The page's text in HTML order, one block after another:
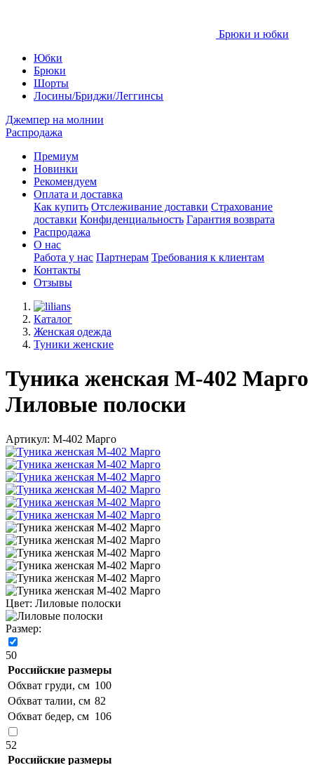
Брюки и юбки
Юбки
Брюки
Шорты
Лосины/Бриджи/Леггинсы
Джемпер на молнии
Распродажа
Премиум
Новинки
Рекомендуем
Оплата и доставка
Как купить Отслеживание доставки Страхование
доставки Конфиденциальность Гарантия возврата
Распродажа
О нас
Работа у нас Партнерам Требования к клиентам
Контакты
Отзывы
Каталог
Женская одежда
Туники женские
Туника женская М-402 Марго
Лиловые полоски
Артикул: М-402 Марго
Цвет: Лиловые полоски
Размер:
50
Российские размеры
Обхват груди, см 100
Обхват талии, см 82
Обхват бедер, см 106
52
Российские размеры